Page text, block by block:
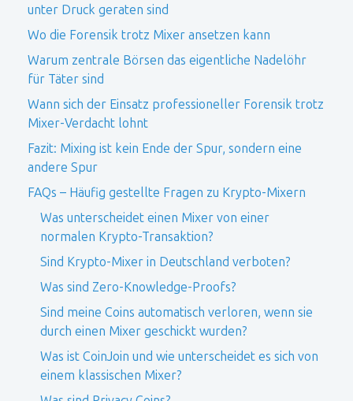
unter Druck geraten sind
Wo die Forensik trotz Mixer ansetzen kann
Warum zentrale Börsen das eigentliche Nadelöhr
für Täter sind
Wann sich der Einsatz professioneller Forensik trotz
Mixer-Verdacht lohnt
Fazit: Mixing ist kein Ende der Spur, sondern eine
andere Spur
FAQs – Häufig gestellte Fragen zu Krypto-Mixern
Was unterscheidet einen Mixer von einer
normalen Krypto-Transaktion?
Sind Krypto-Mixer in Deutschland verboten?
Was sind Zero-Knowledge-Proofs?
Sind meine Coins automatisch verloren, wenn sie
durch einen Mixer geschickt wurden?
Was ist CoinJoin und wie unterscheidet es sich von
einem klassischen Mixer?